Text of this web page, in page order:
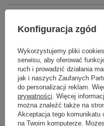
Podmiot odpowiedzialny za ten
Seria
Produkt na zamówienie
oczekiwania na dostawę
produkcji
Gwarancja w miesiącach
Konfiguracja zgód
Wykorzystujemy pliki cookies
serwisu, aby oferować
ruch i prowadzić działania
jak i naszych Zaufanych
do personalizacji reklam.
prywatności . Więcej
można znaleźć także na
Akceptacja tego komunikatu
na Twoim komputerze.